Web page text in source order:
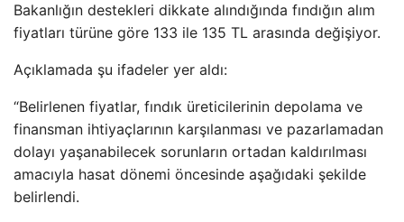
Bakanlığın destekleri dikkate alındığında fındığın alım
fiyatları türüne göre 133 ile 135 TL arasında değişiyor.
Açıklamada şu ifadeler yer aldı:
“Belirlenen fiyatlar, fındık üreticilerinin depolama ve
finansman ihtiyaçlarının karşılanması ve pazarlamadan
dolayı yaşanabilecek sorunların ortadan kaldırılması
amacıyla hasat dönemi öncesinde aşağıdaki şekilde
belirlendi.